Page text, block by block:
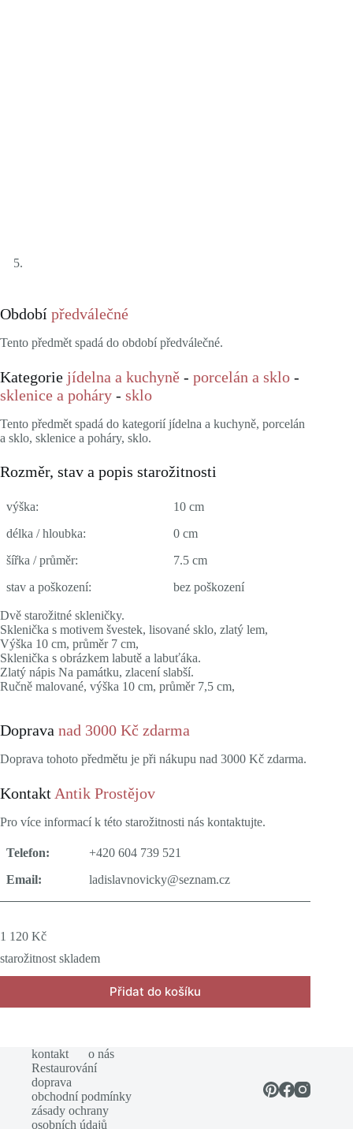
Období předválečné
Tento předmět spadá do období předválečné.
Kategorie jídelna a kuchyně - porcelán a sklo -
sklenice a poháry - sklo
Tento předmět spadá do kategorií jídelna a kuchyně, porcelán
a sklo, sklenice a poháry, sklo.
Rozměr, stav a popis starožitnosti
výška:
10 cm
délka / hloubka:
0 cm
šířka / průměr:
7.5 cm
stav a poškození:
bez poškození
Dvě starožitné skleničky.
Sklenička s motivem švestek, lisované sklo, zlatý lem,
Výška 10 cm, průměr 7 cm,
Sklenička s obrázkem labutě a labuťáka.
Zlatý nápis Na památku, zlacení slabší.
Ručně malované, výška 10 cm, průměr 7,5 cm,
Doprava nad 3000 Kč zdarma
Doprava tohoto předmětu je při nákupu nad 3000 Kč zdarma.
Kontakt Antik Prostějov
Pro více informací k této starožitnosti nás kontaktujte.
Telefon:
+420 604 739 521
Email:
ladislavnovicky@seznam.cz
1 120 Kč
starožitnost skladem
Přidat do košíku
kontakt
o nás
Restaurování
doprava
obchodní podmínky
zásady ochrany
osobních údajů